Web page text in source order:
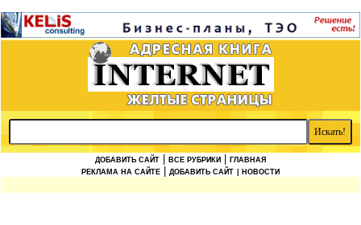
ДОБАВИТЬ САЙТ ВСЕ РУБРИКИ
ГЛАВНАЯ
РЕКЛАМА НА САЙТЕ
ДОБАВИТЬ САЙТ | НОВОСТИ